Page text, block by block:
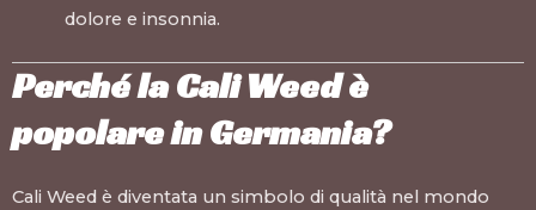
dolore e insonnia.
Perché la Cali Weed è
popolare in Germania?
Cali Weed è diventata un simbolo di qualità nel mondo